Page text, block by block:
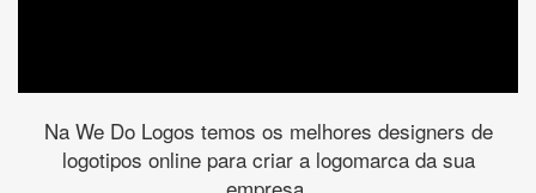
Na We Do Logos temos os melhores designers de
logotipos online para criar a logomarca da sua